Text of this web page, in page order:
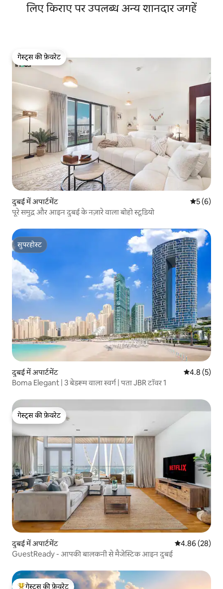
लिए किराए पर उपलब्ध अन्य शानदार जगहें
गेस्ट्स की फ़ेवरेट
गेस्ट्स की फ़ेवरेट
दुबई में अपार्टमेंट औसत रेटिंग
5 (6)
पूरे समुद्र और आइन दुबई के नज़ारे वाला बोहो स्टूडियो
सुपरहोस्ट
सुपरहोस्ट
दुबई में अपार्टमेंट औसत रेटिंग 5
4.8 (5)
Boma Elegant | 3 बेडरूम वाला स्वर्ग | पता JBR टॉवर 1
गेस्ट्स की फ़ेवरेट
गेस्ट्स की फ़ेवरेट
दुबई में अपार्टमेंट औसत रेटिंग 5 में
4.86 (28)
GuestReady - आपकी बालकनी से मैजेस्टिक आइन दुबई
गेस्ट्स की फ़ेवरेट